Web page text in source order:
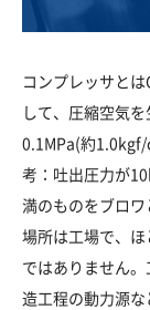
コンプレッサと
して、圧縮空気
0.1MPa(約
考：吐出圧力が
満のものをブロ
場所は工場で、
ではありません
造工程の動力源